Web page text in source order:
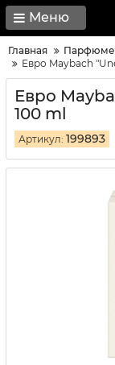
Меню
Главная
Евро Maybach
Евро
100 ml
Артикул: 199893